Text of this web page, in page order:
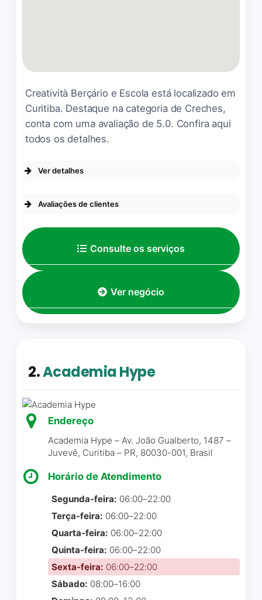
Creatività Berçário e Escola está localizado em
Curitiba. Destaque na categoria de Creches,
conta com uma avaliação de 5.0. Confira aqui
todos os detalhes.
Ver detalhes
pessoas em cadeira de rodas
Avaliações de clientes
acolhedora. No dia que
fomos conhecer a
muito querida e tirou todas
as dúvidas que trouxemos.
escolhemos a melhor
escolinha. No primeiro dia a
ele recebeu dela. Os valores
cristãos são um diferencial
para o desenvolvimento do
cuidado e carinho que a
professora Isa e equipe do
berçário A têm é motivo pra
deixar nosso coração mais
tranquilo nessa etapa de
novas descobertas.
Notícias, atualizações, foto
Consulte os serviços
Ver negócio
2.Academia Hype
Endereço
Academia Hype – Av. João Gualberto, 1487 –
Juvevê, Curitiba – PR, 80030-001, Brasil
Horário de Atendimento
Segunda-feira: 06:00–22:00
Terça-feira: 06:00–22:00
Quarta-feira: 06:00–22:00
Quinta-feira: 06:00–22:00
Sexta-feira: 06:00–22:00
Sábado: 08:00–16:00